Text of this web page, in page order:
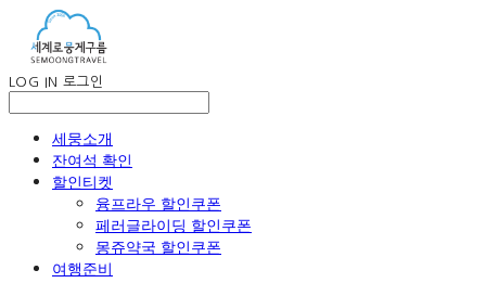
LOG IN 로그인
세뭉소개
잔여석 확인
할인티켓
융프라우 할인쿠폰
페러글라이딩 할인쿠폰
몽쥬약국 할인쿠폰
여행준비